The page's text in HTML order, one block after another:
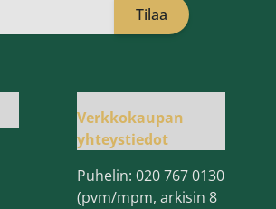
Tilaa
Verkkokaupan
yhteystiedot
Puhelin: 020 767 0130
(pvm/mpm, arkisin 8